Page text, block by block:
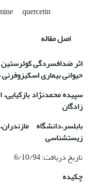
quercetin
اصل مقاله
اثر ضدافسردگی
حیوانی بیماری
سپیده محمدنژاد
زادگان
بابلسر،دانشگاه مازندران
زیست‏شناسی
تاریخ دریافت: 6/10/94 تاریخ پذیرش: 23/11/95
چکیده